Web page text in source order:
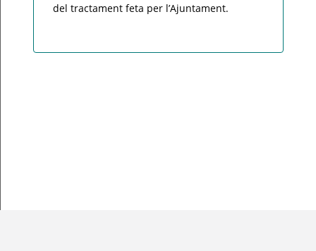
del tractament feta per l’Ajuntament.